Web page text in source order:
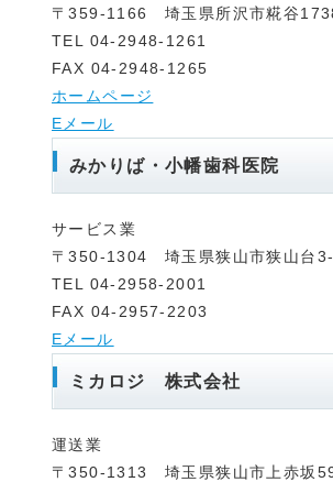
〒359-1166 埼玉県所沢市糀谷
TEL 04-2948-1261
FAX 04-2948-1265
ホームページ
Eメール
みかりば・小幡歯科医院
サービス業
〒350-1304 埼玉県狭山市狭山台
TEL 04-2958-2001
FAX 04-2957-2203
Eメール
ミカロジ 株式会社
運送業
〒350-1313 埼玉県狭山市上赤坂